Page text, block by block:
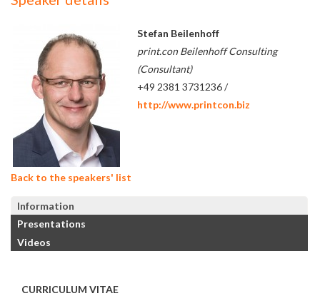
Stefan Beilenhoff
print.con Beilenhoff Consulting
(Consultant)
+49 2381 3731236 /
http://www.printcon.biz
Back to the speakers' list
Information
Presentations
Videos
CURRICULUM VITAE